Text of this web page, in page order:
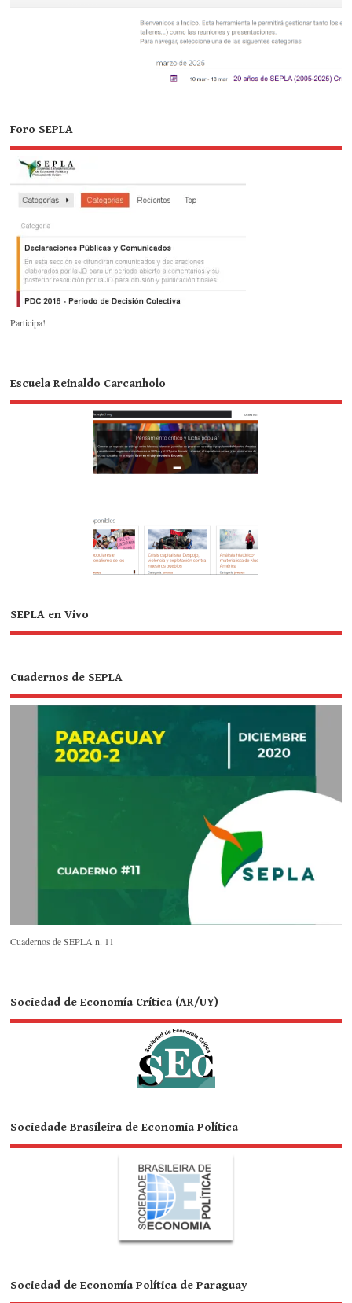
Foro SEPLA
Participa!
Escuela Reinaldo Carcanholo
SEPLA en Vivo
Cuadernos de SEPLA
Cuadernos de SEPLA n. 11
Sociedad de Economía Crítica (AR/UY)
Sociedade Brasileira de Economia Política
Sociedad de Economía Política de Paraguay